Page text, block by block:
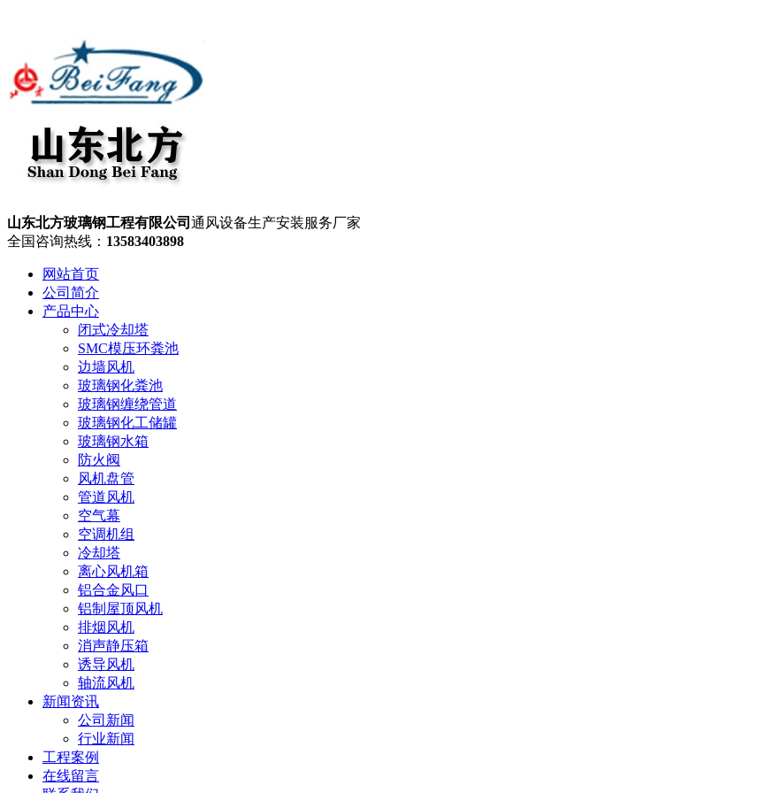
山东北方玻璃钢工程有限公司 通风设备生产安装服务厂家
全国咨询热线： 13583403898
网站首页
公司简介
产品中心
闭式冷却塔
SMC模压环粪池
边墙风机
玻璃钢化粪池
玻璃钢缠绕管道
玻璃钢化工储罐
玻璃钢水箱
防火阀
风机盘管
管道风机
空气幕
空调机组
冷却塔
离心风机箱
铝合金风口
铝制屋顶风机
排烟风机
消声静压箱
诱导风机
轴流风机
新闻资讯
公司新闻
行业新闻
工程案例
在线留言